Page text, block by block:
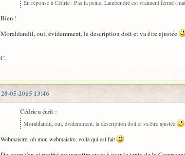
En réponse à Cédric : Pas la peine, Lambenórë est vraiment fermé
Bien !
Moraldandil, oui, évidemment, la description doit et va être ajustée
C.
20-05-2015 13:46
Cédric a écrit :
Moraldandil, oui, évidemment, la description doit et va être ajustée
Webmaistre, oh mon webmaistre, voilà qui est fait